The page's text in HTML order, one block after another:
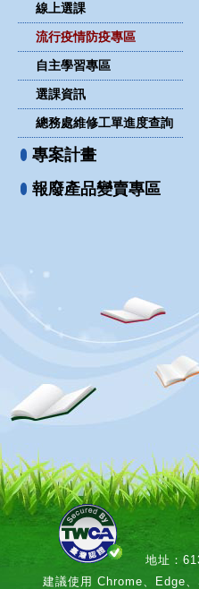
線上選課
流行疫情防疫專區
自主學習專區
選課資訊
總務處維修工單進度查詢
專案計畫
報廢產品變賣專區
地址：
建議使用 Chrome、Edge